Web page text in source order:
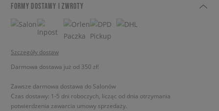
FORMY DOSTAWY I ZWROTY
Szczegóły dostaw
Darmowa dostawa już od 350 zł!
Zawsze darmowa dostawa do Salonów
Czas dostawy: 1-5 dni roboczych, licząc od dnia otrzymania
potwierdzenia zawarcia umowy sprzedaży.